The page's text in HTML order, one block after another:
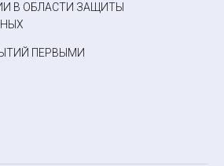
В ОБЛАСТИ ЗАЩИТЫ
ПЕРВЫМИ